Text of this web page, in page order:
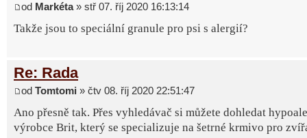
od Markéta» stř 07. říj 2020 16:13:14
Takže jsou to speciální granule pro psi s alergií?
Re: Rada
od Tomtomi » čtv 08. říj 2020 22:51:47
Ano přesně tak. Přes vyhledávač si můžete dohledat
výrobce Brit, který se specializuje na šetrné krmivo pro